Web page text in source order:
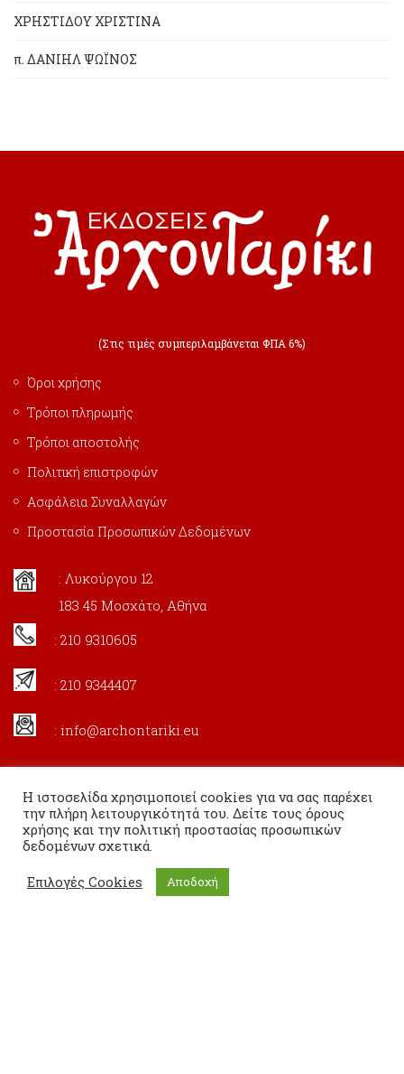
ΧΡΗΣΤΙΔΟΥ ΧΡΙΣΤΙΝΑ
π. ΔΑΝΙΗΛ ΨΩΪΝΟΣ
(Στις τιμές συμπεριλαμβάνεται ΦΠΑ 6%)
Όροι χρήσης
Τρόποι πληρωμής
Τρόποι αποστολής
Πολιτική επιστροφών
Ασφάλεια Συναλλαγών
Προστασία Προσωπικών Δεδομένων
: Λυκούργου 12
183 45 Μοσχάτο, Αθήνα
: 210 9310605
: 210 9344407
: info@archontariki.eu
Η ιστοσελίδα χρησιμοποιεί cookies για να σας παρέχει
την πλήρη λειτουργικότητά του. Δείτε τους όρους
χρήσης και την πολιτική προστασίας προσωπικών
δεδομένων σχετικά.
Επιλογές Cookies Αποδοχή